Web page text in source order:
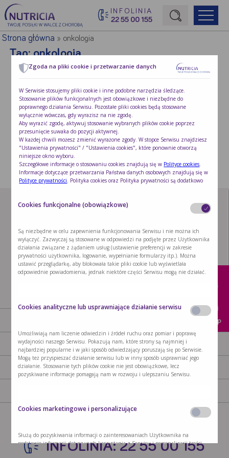
INFOLINIA
22 55 00 155
Początek treści głównej
Strona główna » onkologia
Tag:onkologia
Radioterapia jest metodą miejscowego leczenia
nowotworów …
GDZIE KUPIĆ NASZA MISJA
KONTAKT POLITYKA PRYWATNOŚCI
ZMIEŃ USTAWIENIA COOKIES
INFOLINIA: 22 55 00 155
x
KUP
Zgoda na pliki cookie i przetwarzanie danych
W Serwisie stosujemy pliki cookie i inne podobne narzędzia śledzące.
Stosowanie plików funkcjonalnych jest obowiązkowe i niezbędne do
poprawnego działania Serwisu. Pozostałe pliki cookies będą stosowane
wyłącznie wówczas, gdy wyrazisz na nie zgodę.
Aby wyrazić zgodę, aktywuj stosowanie wybranych plików cookie poprzez
przesunięcie suwaka do pozycji aktywnej.
W każdej chwili możesz zmienić wyrażone zgody. W stopce Serwisu znajdziesz
"Ustawienia prywatności" / "Ustawienia cookies", które ponownie otworzą
niniejsze okno wyboru.
Szczegółowe informacje o stosowaniu cookies znajdują się w Polityce cookies
Informacje dotyczące przetwarzania Państwa danych osobowych znajdują się w
Polityce prywatności . Polityka cookies oraz Polityka prywatności są dodatkowo
Cookies funkcjonalne (obowiązkowe)
Są niezbędne w celu zapewnienia funkcjonowania Serwisu i nie można ich
wyłączyć. Zazwyczaj są stosowane w odpowiedzi na podjęte przez Użytkownika
działania związane z żądaniem usług (ustawienie preferencji w zakresie
prywatności użytkownika, logowanie, wypełnianie formularzy itp.). Można
ustawić przeglądarkę, aby blokowała takie pliki cookie lub wyświetlała
odpowiednie powiadomienia, jednak niektóre części Serwisu mogą nie działać.
Cookies analityczne lub usprawniające działanie serwisu
Umożliwiają nam liczenie odwiedzin i źródeł ruchu oraz pomiar i poprawę
wydajności naszego Serwisu. Pokazują nam, które strony są najmniej i
najbardziej popularne i w jaki sposób odwiedzający poruszają się po Serwisie.
Mogą też przyspieszać działanie serwisu lub w inny sposób usprawniać jego
działanie. Stosowanie tych plików cookie nie jest obowiązkowe, lecz
pozyskiwane informacje pomagają nam w rozwoju i ulepszaniu Serwisu.
Cookies marketingowe i personalizujące
Służą do pozyskiwania informacji o zainteresowaniach Użytkownika na
podstawie informacji dotyczących korzystania z Serwisu i personalizacji treści
wyświetlanych w Serwisie. Na podstawie posiadanych informacji możemy